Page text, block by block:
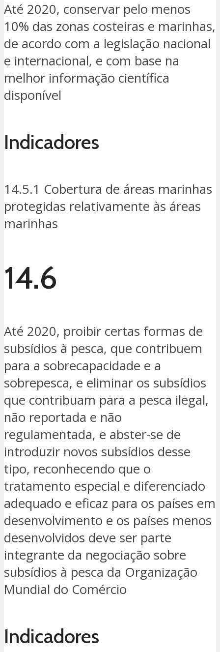
Até 2020, conservar pelo menos
10% das zonas costeiras e marinhas,
de acordo com a legislação nacional
e internacional, e com base na
melhor informação científica
disponível
Indicadores
14.5.1 Cobertura de áreas marinhas
protegidas relativamente às áreas
marinhas
14.6
Até 2020, proibir certas formas de
subsídios à pesca, que contribuem
para a sobrecapacidade e a
sobrepesca, e eliminar os subsídios
que contribuam para a pesca ilegal,
não reportada e não
regulamentada, e abster-se de
introduzir novos subsídios desse
tipo, reconhecendo que o
tratamento especial e diferenciado
adequado e eficaz para os países em
desenvolvimento e os países menos
desenvolvidos deve ser parte
integrante da negociação sobre
subsídios à pesca da Organização
Mundial do Comércio
Indicadores